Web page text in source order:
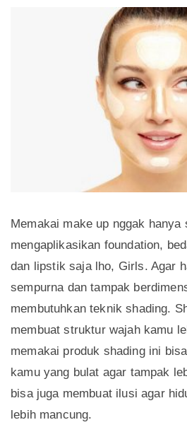
Memakai make up nggak hanya
mengaplikasikan foundation,
dan lipstik saja lho, Girls. Agar
sempurna dan tampak
membutuhkan teknik shading.
membuat struktur wajah kamu
memakai produk shading ini
kamu yang bulat agar tampak
bisa juga membuat ilusi agar
lebih mancung.